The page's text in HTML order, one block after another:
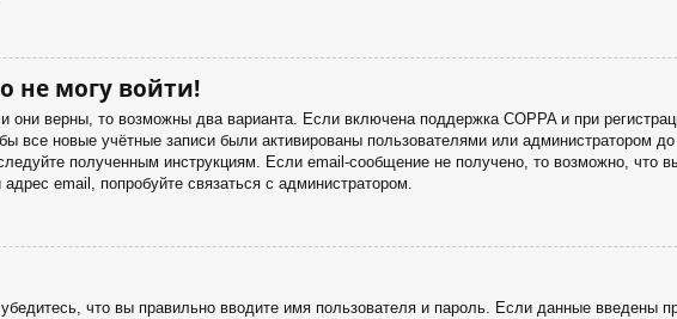
не могу войти!
они верны, то возможны два варианта. Если включена поддержка COPPA и при
все новые учётные записи были активированы пользователями или администратором
полученным инструкциям. Если email-сообщение не получено, то возможно, что
email, попробуйте связаться с администратором.
что вы правильно вводите имя пользователя и пароль. Если данные введены